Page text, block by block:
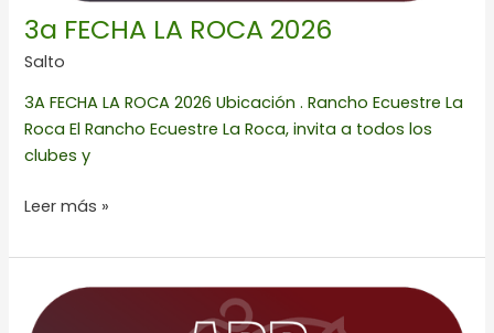
3a FECHA LA ROCA 2026
Salto
3A FECHA LA ROCA 2026 Ubicación . Rancho Ecuestre La
Roca El Rancho Ecuestre La Roca, invita a todos los
clubes y
Leer más »
FECHA
CIRCUITO